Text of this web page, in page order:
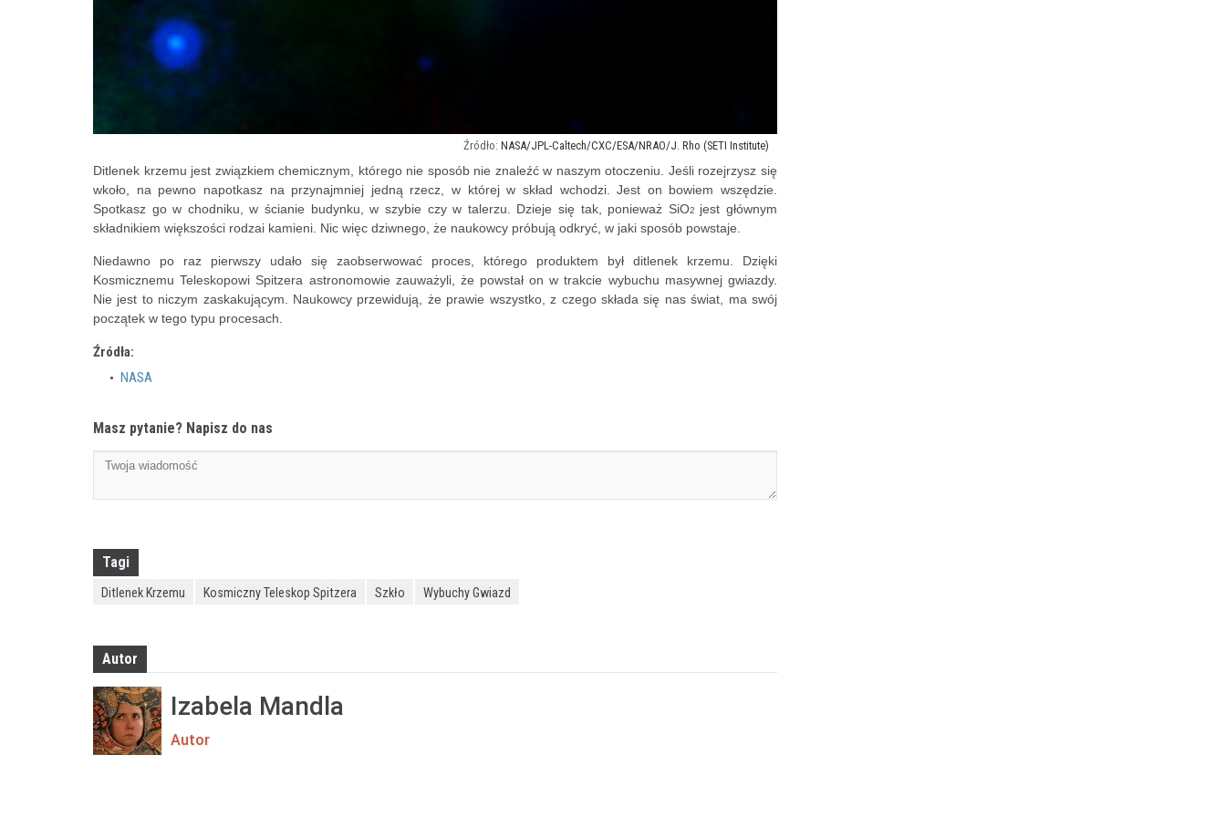
NASA/JPL-Caltech/CXC/ESA/NRAO/J. Rho (SETI Institute)
Ditlenek krzemu jest związkiem chemicznym, którego nie sposób nie znaleźć w naszym otoczeniu. Jeśli rozejrzysz się
wkoło, na pewno napotkasz na przynajmniej jedną rzecz, w której w skład wchodzi. Jest on bowiem wszędzie.
Spotkasz go w chodniku, w ścianie budynku, w szybie czy w talerzu. Dzieje się tak, ponieważ SiO2 jest głównym
składnikiem większości rodzai kamieni. Nic więc dziwnego, że naukowcy próbują odkryć, w jaki sposób powstaje.
Niedawno po raz pierwszy udało się zaobserwować proces, którego produktem był ditlenek krzemu. Dzięki
Kosmicznemu Teleskopowi Spitzera astronomowie zauważyli, że powstał on w trakcie wybuchu masywnej gwiazdy.
Nie jest to niczym zaskakującym. Naukowcy przewidują, że prawie wszystko, z czego składa się nas świat, ma swój
początek w tego typu procesach.
Źródła:
NASA
Masz pytanie? Napisz do nas
Tagi
Ditlenek Krzemu Kosmiczny Teleskop Spitzera Szkło Wybuchy Gwiazd
Autor
Izabela Mandla
Autor